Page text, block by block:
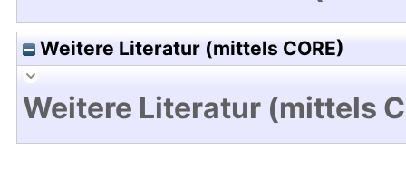
Weitere Literatur (mittels CORE)
Weitere Literatur (mittels